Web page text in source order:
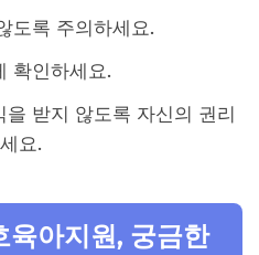
도록 주의하세요.
확인하세요.
받지 않도록 자신의 권리
요.
육아지원, 궁금한